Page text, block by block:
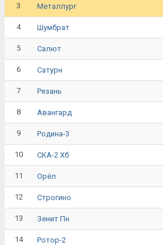
3 Металлург
4 Шумбрат
5 Салют
6 Сатурн
7 Рязань
8 Авангард
9 Родина-3
10 СКА-2 Хб
11 Орёл
12 Строгино
13 Зенит Пн
14 Ротор-2